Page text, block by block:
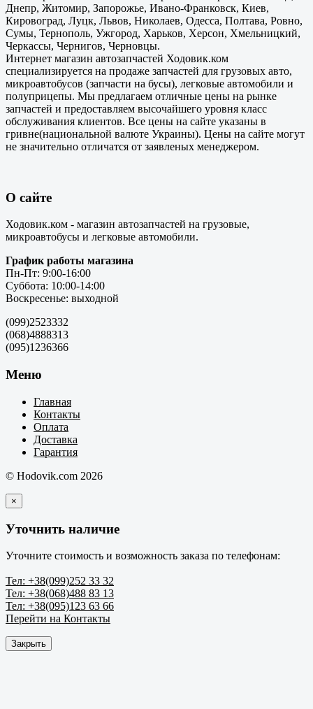
Днепр, Житомир, Запорожье, Ивано-Франковск, Киев,
Кировоград, Луцк, Львов, Николаев, Одесса, Полтава, Ровно,
Сумы, Тернополь, Ужгород, Харьков, Херсон, Хмельницкий,
Черкассы, Чернигов, Черновцы.
Интернет магазин автозапчастей Ходовик.ком
специализируется на продаже запчастей для грузовых авто,
микроавтобусов (запчасти на бусы), легковые автомобили и
полуприцепы. Мы предлагаем отличные цены на рынке
запчастей и предоставляем высочайшего уровня класс
обслуживания клиентов. Все цены на сайте указаны в
гривне(национальной валюте Украины). Цены на сайте могут
не значительно отличатся от заявленых менеджером.
О сайте
Ходовик.ком - магазин автозапчастей на грузовые,
микроавтобусы и легковые автомобили.
График работы магазина
Пн-Пт: 9:00-16:00
Суббота: 10:00-14:00
Воскресенье: выходной
(099)2523332
(068)4888313
(095)1236366
Меню
Главная
Контакты
Оплата
Доставка
Гарантия
© Hodovik.com 2026
×
Уточнить наличие
Уточните стоимость и возможность заказа по телефонам:
Тел: +38(099)252 33 32
Тел: +38(068)488 83 13
Тел: +38(095)123 63 66
Перейти на Контакты
Закрыть